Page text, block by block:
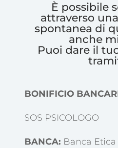
È possibile
attraverso
spontanea di
anche
Puoi dare il
BONIFICIO
SOS PSICOLOGO
BANCA: Banca Etica